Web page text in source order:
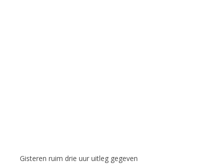
Gisteren ruim drie uur uitleg gegeven